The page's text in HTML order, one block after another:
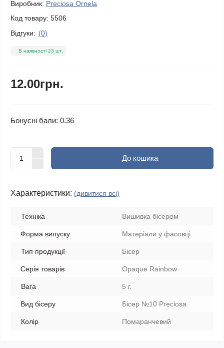
Виробник: Preciosa Ornela
Код товару: 5506
Відгуки: (0)
В наявності 23 шт.
12.00грн.
Бонусні бали: 0.36
До кошика
Характеристики: (дивитися всі)
Техніка Вишивка бісером
Форма випуску Матеріали у фасовці
Тип продукції Бісер
Серія товарів Opaque Rainbow
Вага 5 г.
Вид бісеру Бісер №10 Preciosa
Колір Помаранчевий